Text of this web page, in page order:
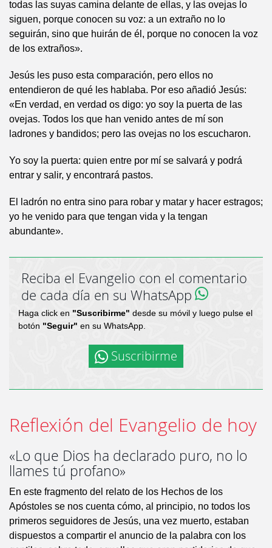
todas las suyas camina delante de ellas, y las ovejas lo
siguen, porque conocen su voz: a un extraño no lo
seguirán, sino que huirán de él, porque no conocen la voz
de los extraños».
Jesús les puso esta comparación, pero ellos no
entendieron de qué les hablaba. Por eso añadió Jesús:
«En verdad, en verdad os digo: yo soy la puerta de las
ovejas. Todos los que han venido antes de mí son
ladrones y bandidos; pero las ovejas no los escucharon.
Yo soy la puerta: quien entre por mí se salvará y podrá
entrar y salir, y encontrará pastos.
El ladrón no entra sino para robar y matar y hacer estragos;
yo he venido para que tengan vida y la tengan
abundante».
Reciba el Evangelio con el comentario
de cada día en su WhatsApp
Haga click en "Suscribirme" desde su móvil y luego pulse el
botón "Seguir" en su WhatsApp.
Suscribirme
Reflexión del Evangelio de hoy
«Lo que Dios ha declarado puro, no lo
llames tú profano»
En este fragmento del relato de los Hechos de los
Apóstoles se nos cuenta cómo, al principio, no todos los
primeros seguidores de Jesús, una vez muerto, estaban
dispuestos a compartir el anuncio de la palabra con los